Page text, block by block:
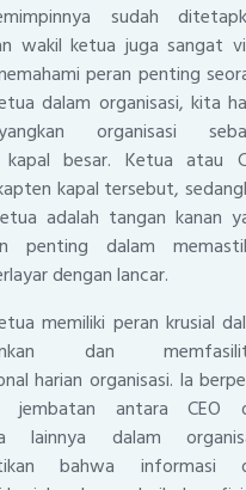
sudah
wakil ketua juga sangat
peran penting
dalam organisasi, kita
organisasi
kapal besar. Ketua atau
kapal tersebut,
adalah tangan kanan
penting dalam
dengan lancar.
memiliki peran krusial
dan
harian organisasi. Ia
jembatan antara CEO
lainnya dalam
bahwa informasi